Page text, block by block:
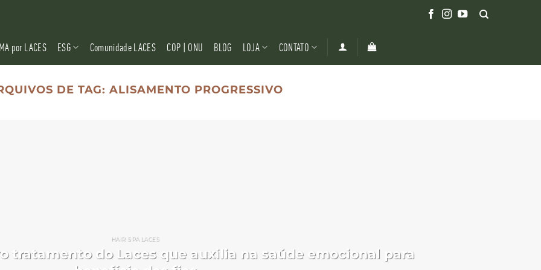
por LACES ESG Comunidade LACES COP | ONU BLOG LOJA CONTATO
DE TAG:ALISAMENTO PROGRESSIVO
HAIR SPA LACES
tratamento do Laces que auxilia na saúde emocional para